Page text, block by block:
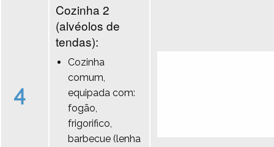
4
Cozinha 2
(alvéolos de
tendas):
Cozinha
comum,
equipada com:
fogão,
frigorifico,
barbecue (lenha